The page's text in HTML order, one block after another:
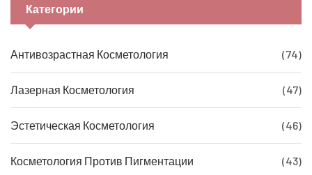
Категории
Антивозрастная Косметология (74)
Лазерная Косметология (47)
Эстетическая Косметология (46)
Косметология Против Пигментации (43)